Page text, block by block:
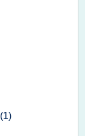
(1)